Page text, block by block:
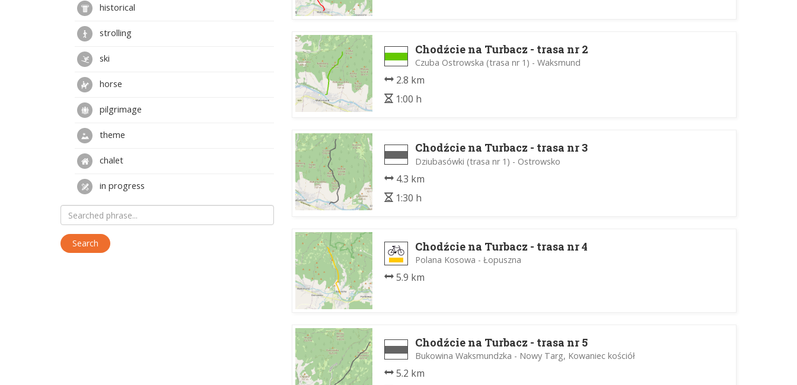
Chodźcie na Turbacz - trasa nr 2
Czuba Ostrowska (trasa nr 1) - Waksmund
2.8 km
1:00 h
Chodźcie na Turbacz - trasa nr 3
Dziubasówki (trasa nr 1) - Ostrowsko
4.3 km
1:30 h
Chodźcie na Turbacz - trasa nr 4
Polana Kosowa - Łopuszna
5.9 km
Chodźcie na Turbacz - trasa nr 5
Bukowina Waksmundzka - Nowy Targ, Kowaniec kościół
5.2 km
historical
strolling
ski
horse
pilgrimage
theme
chalet
in progress